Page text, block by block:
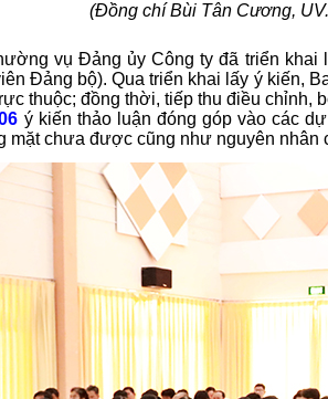
(Đồng chí Bùi Tân Cương,
vụ Đảng ủy Công ty đã triển khai
Đảng bộ). Qua triển khai lấy ý kiến,
thuộc; đồng thời, tiếp thu điều
ý kiến thảo luận đóng góp vào các
mặt chưa được cũng như nguyên nhân